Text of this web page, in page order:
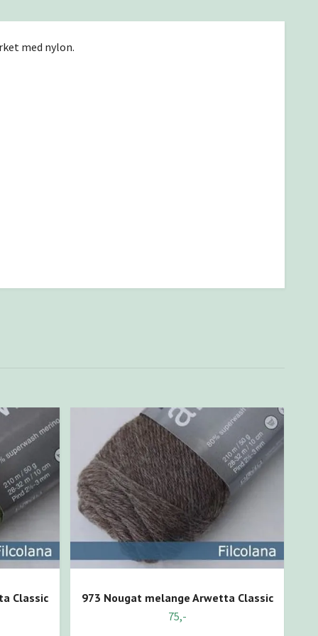
med nylon.
Classic
973 Nougat melange Arwetta Classic
75,-